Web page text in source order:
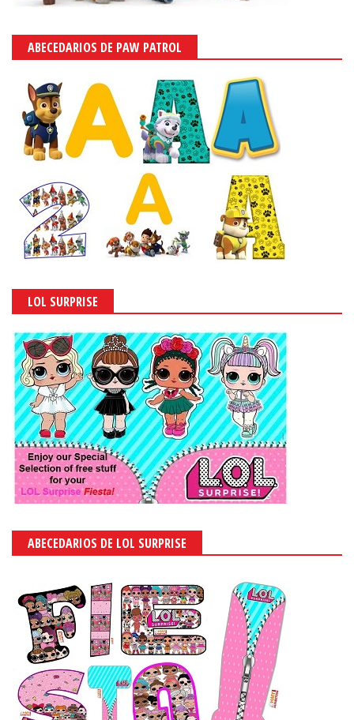
ABECEDARIOS DE PAW PATROL
LOL SURPRISE
ABECEDARIOS DE LOL SURPRISE